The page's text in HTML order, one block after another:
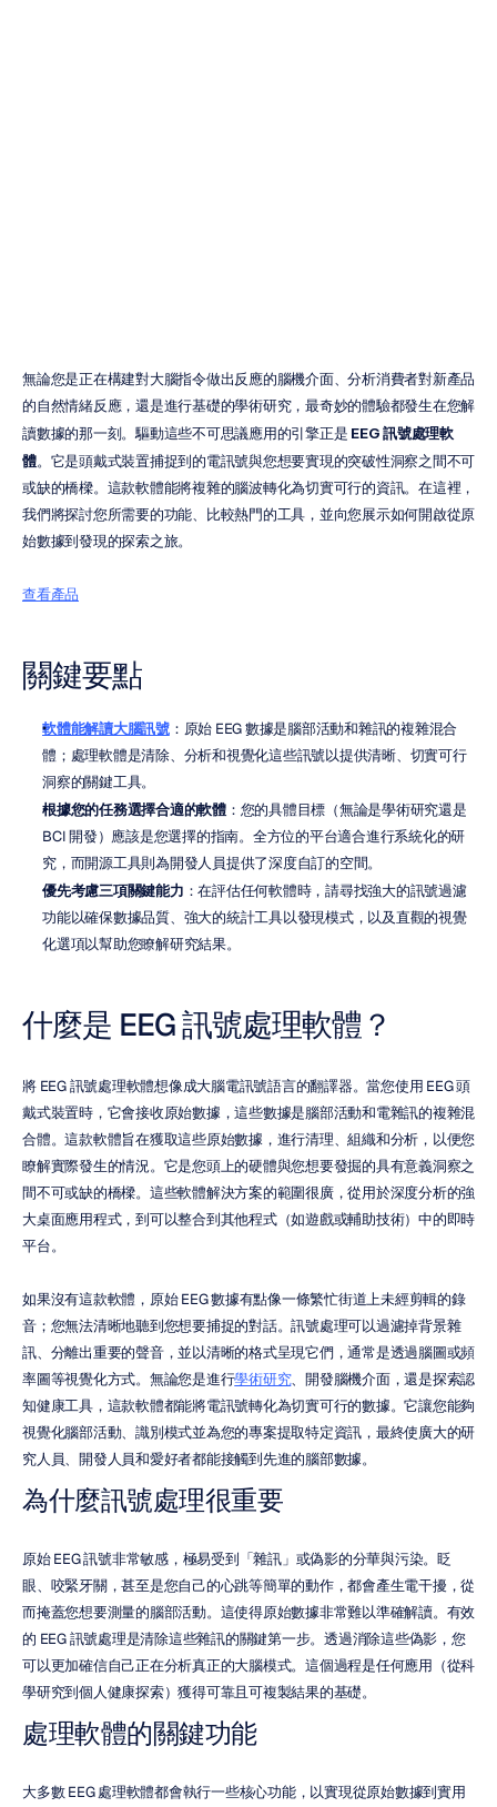
無論您是正在構建對大腦指令做出反應的腦機介面、分析消費者對新產品
的自然情緒反應，還是進行基礎的學術研究，最奇妙的體驗都發生在您解
讀數據的那一刻。驅動這些不可思議應用的引擎正是 EEG 訊號處理軟
體。它是頭戴式裝置捕捉到的電訊號與您想要實現的突破性洞察之間不可
或缺的橋樑。這款軟體能將複雜的腦波轉化為切實可行的資訊。在這裡，
我們將探討您所需要的功能、比較熱門的工具，並向您展示如何開啟從原
始數據到發現的探索之旅。
查看產品
關鍵要點
軟體能解讀大腦訊號：原始 EEG 數據是腦部活動和雜訊的複雜混合
體；處理軟體是清除、分析和視覺化這些訊號以提供清晰、切實可行
洞察的關鍵工具。
根據您的任務選擇合適的軟體：您的具體目標（無論是學術研究還是
BCI 開發）應該是您選擇的指南。全方位的平台適合進行系統化的研
究，而開源工具則為開發人員提供了深度自訂的空間。
優先考慮三項關鍵能力 ：在評估任何軟體時，請尋找強大的訊號過濾
功能以確保數據品質、強大的統計工具以發現模式，以及直觀的視覺
化選項以幫助您瞭解研究結果。
什麼是 EEG 訊號處理軟體？
將 EEG 訊號處理軟體想像成大腦電訊號語言的翻譯器。當您使用 EEG 頭
戴式裝置時，它會接收原始數據，這些數據是腦部活動和電雜訊的複雜混
合體。這款軟體旨在獲取這些原始數據，進行清理、組織和分析，以便您
瞭解實際發生的情況。它是您頭上的硬體與您想要發掘的具有意義洞察之
間不可或缺的橋樑。這些軟體解決方案的範圍很廣，從用於深度分析的強
大桌面應用程式，到可以整合到其他程式（如遊戲或輔助技術）中的即時
平台。
如果沒有這款軟體，原始 EEG 數據有點像一條繁忙街道上未經剪輯的錄
音；您無法清晰地聽到您想要捕捉的對話。訊號處理可以過濾掉背景雜
訊、分離出重要的聲音，並以清晰的格式呈現它們，通常是透過腦圖或頻
率圖等視覺化方式。無論您是進行學術研究、開發腦機介面，還是探索認
知健康工具，這款軟體都能將電訊號轉化為切實可行的數據。它讓您能夠
視覺化腦部活動、識別模式並為您的專案提取特定資訊，最終使廣大的研
究人員、開發人員和愛好者都能接觸到先進的腦部數據。
為什麼訊號處理很重要
原始 EEG 訊號非常敏感，極易受到「雜訊」或偽影的分華與污染。眨
眼、咬緊牙關，甚至是您自己的心跳等簡單的動作，都會產生電干擾，從
而掩蓋您想要測量的腦部活動。這使得原始數據非常難以準確解讀。有效
的 EEG 訊號處理是清除這些雜訊的關鍵第一步。透過消除這些偽影，您
可以更加確信自己正在分析真正的大腦模式。這個過程是任何應用（從科
學研究到個人健康探索）獲得可靠且可複製結果的基礎。
處理軟體的關鍵功能
大多數 EEG 處理軟體都會執行一些核心功能，以實現從原始數據到實用